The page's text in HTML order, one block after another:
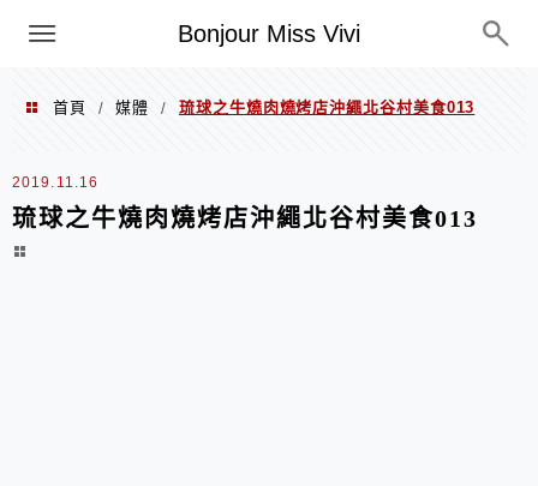
Bonjour Miss Vivi
選單
首頁 / 媒體 / 琉球之牛燒肉燒烤店沖繩北谷村美食013
2019.11.16
琉球之牛燒肉燒烤店沖繩北谷村美食013